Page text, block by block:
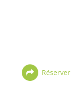
Réserver